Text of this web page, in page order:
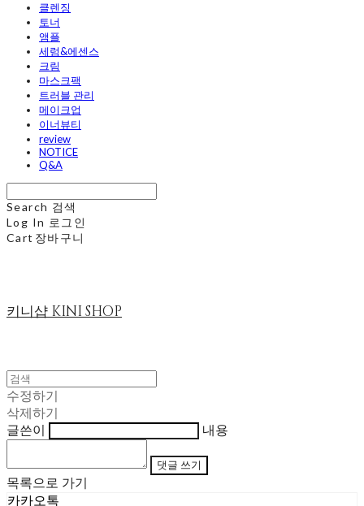
클렌징
토너
앰플
세럼&에센스
크림
마스크팩
트러블 관리
메이크업
이너뷰티
review
NOTICE
Q&A
Search 검색
Log In 로그인
Cart 장바구니
키니샵 KINI SHOP
수정하기
삭제하기
글쓴이
내용
댓글 쓰기
목록으로 가기
카카오톡